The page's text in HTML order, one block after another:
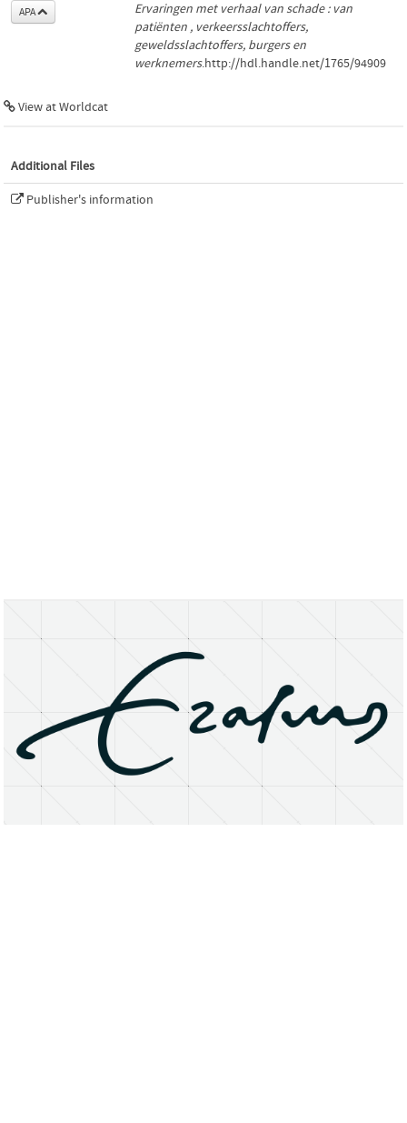
APA
Ervaringen met verhaal van schade : van
patiënten , verkeersslachtoffers,
geweldsslachtoffers, burgers en
werknemers.http://hdl.handle.net/1765/94909
View at Worldcat
Additional Files
Publisher's information